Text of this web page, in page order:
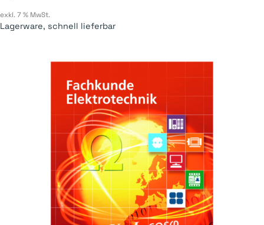
exkl. 7 % MwSt.
Lagerware, schnell lieferbar